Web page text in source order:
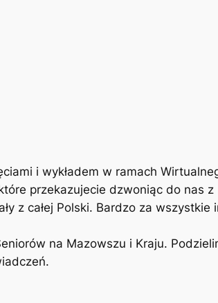
i wykładem w ramach
przekazujecie dzwoniąc do nas
z całej Polski. Bardzo za
na Mazowszu i Kraju.